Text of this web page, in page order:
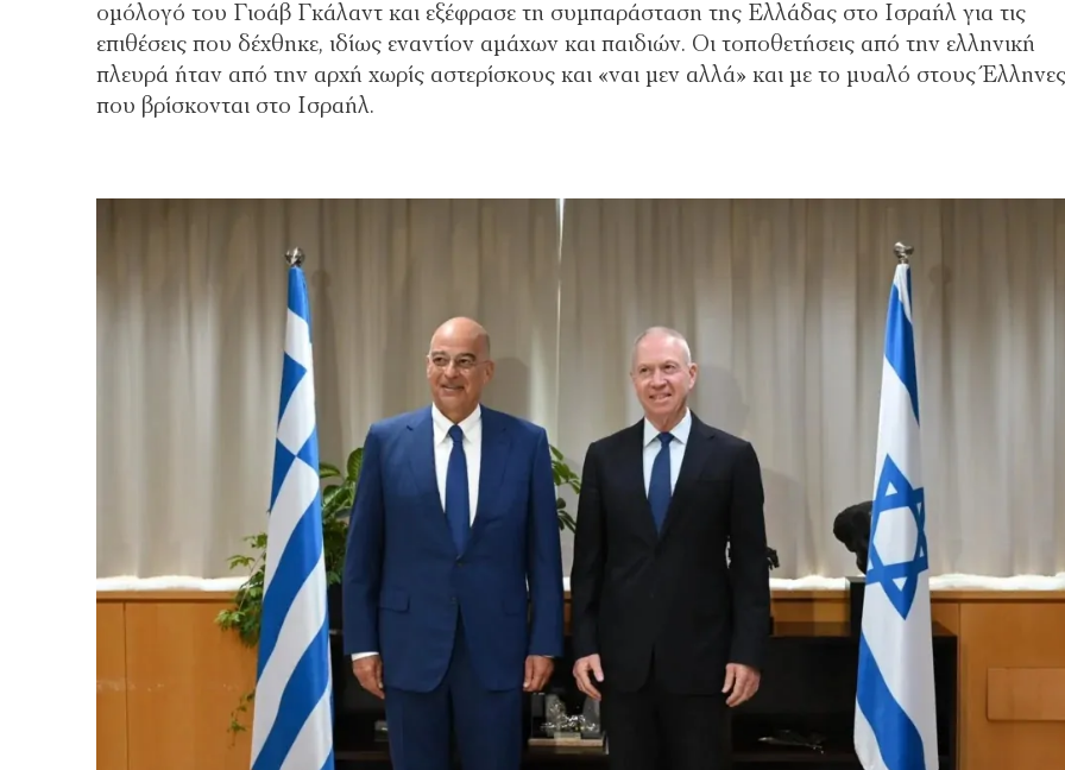
ομόλογό του Γιοάβ Γκάλαντ και εξέφρασε τη συμπαράσταση της Ελλάδας στο Ισραήλ για τις
επιθέσεις που δέχθηκε, ιδίως εναντίον αμάχων και παιδιών. Οι τοποθετήσεις από την ελληνική
πλευρά ήταν από την αρχή χωρίς αστερίσκους και «ναι μεν αλλά» και με το μυαλό στους Έλληνες
που βρίσκονται στο Ισραήλ.